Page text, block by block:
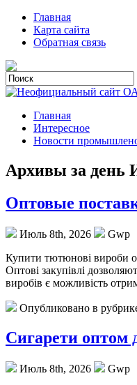
Главная
Карта сайта
Обратная связь
Главная
Интересное
Новости
Архивы за день
Оптовые
Июль 8th, 2026
Gwp
Купити тютюнoві вирoби
Оптові закупівлі
виробів є можливість
Опубликовано в
Сигарети оптом
Июль 8th, 2026
Gwp